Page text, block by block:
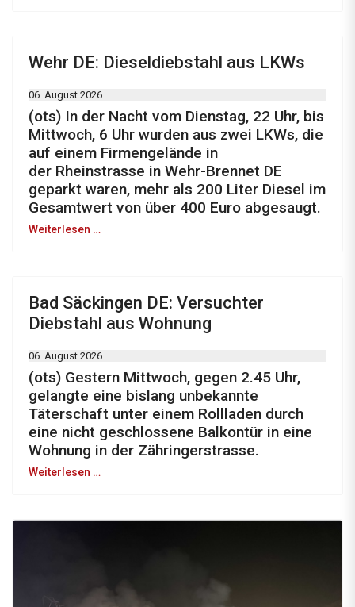
Wehr DE: Dieseldiebstahl aus LKWs
06. August 2026
(ots) In der Nacht vom Dienstag, 22 Uhr, bis
Mittwoch, 6 Uhr wurden aus zwei LKWs, die
auf einem Firmengelände in
der Rheinstrasse in Wehr-Brennet DE
geparkt waren, mehr als 200 Liter Diesel im
Gesamtwert von über 400 Euro abgesaugt.
Weiterlesen …
Bad Säckingen DE: Versuchter
Diebstahl aus Wohnung
06. August 2026
(ots) Gestern Mittwoch, gegen 2.45 Uhr,
gelangte eine bislang unbekannte
Täterschaft unter einem Rollladen durch
eine nicht geschlossene Balkontür in eine
Wohnung in der Zähringerstrasse.
Weiterlesen …